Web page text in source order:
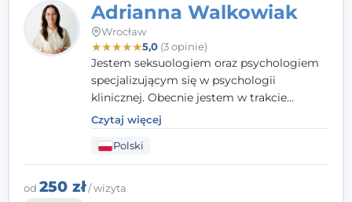
Adrianna Walkowiak
Wrocław
★★★★★5,0(3 opinie)
Jestem seksuologiem oraz psychologiem
specjalizującym się w psychologii
klinicznej. Obecnie jestem w trakcie
szkolenia na psychoterapeutę
systemowego. Posiadam status członka
nadzwyczajnego Wielkopolskiego
TowarzystwaTerapii Systemowejoraz
należę do Polskiego Towarzystwa
Czytaj więcej
Polski
od 250 zł/ wizyta